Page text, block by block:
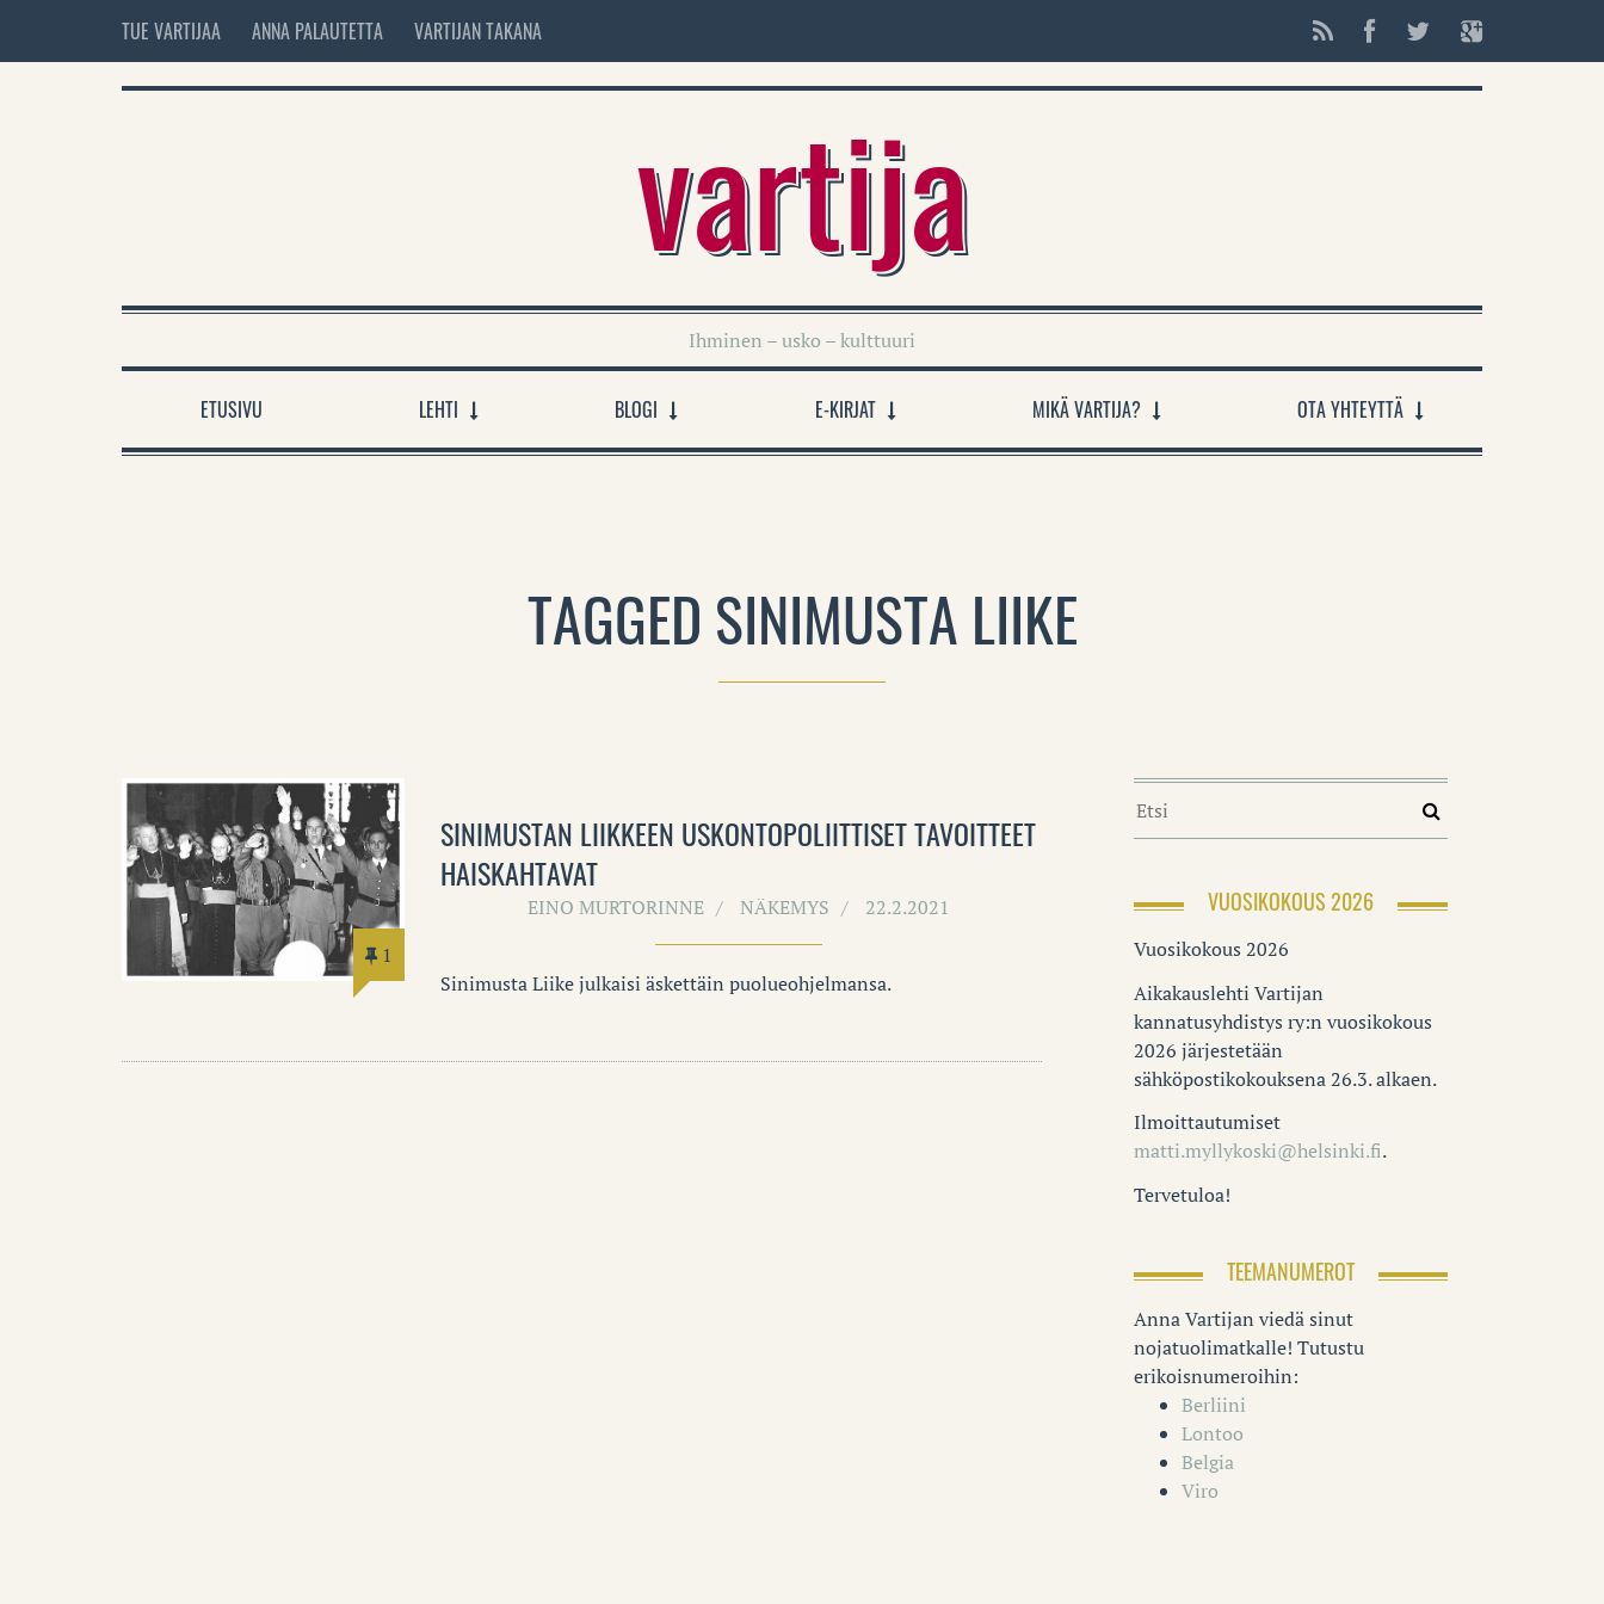
TUE VARTIJAA ANNA PALAUTETTA VARTIJAN TAKANA
vartija
Ihminen – usko – kulttuuri
ETUSIVU LEHTI BLOGI E-KIRJAT MIKÄ VARTIJA? OTA YHTEYTTÄ
TAGGED SINIMUSTA LIIKE
1
SINIMUSTAN LIIKKEEN USKONTOPOLIITTISET TAVOITTEET
HAISKAHTAVAT
EINO MURTORINNE NÄKEMYS 22.2.2021
Sinimusta Liike julkaisi äskettäin puolueohjelmansa.
VUOSIKOKOUS 2026
Vuosikokous 2026
Aikakauslehti Vartijan
kannatusyhdistys ry:n vuosikokous
2026 järjestetään
sähköpostikokouksena 26.3. alkaen.
Ilmoittautumiset
matti.myllykoski@helsinki.fi.
Tervetuloa!
TEEMANUMEROT
Anna Vartijan viedä sinut
nojatuolimatkalle! Tutustu
erikoisnumeroihin:
Berliini
Lontoo
Belgia
Viro